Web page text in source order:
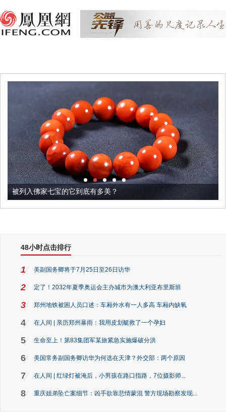
被列入佛家七宝的它到底有多美？
48小时点击排行
1 美副国务卿将于7月25日至26日访华
2 定了！2032年夏季奥运会主办城市为澳大利亚布里斯班
3 郑州地铁被困人员口述：车厢外水有一人多高 车厢内缺氧
4 在人间 | 亲历郑州暴雨：我用皮划艇救了一个孕妇
5 生命至上！第83集团军某旅紧急实施爆破分洪
6 美国常务副国务卿访华为何选在天津？外交部：两个原因
7 在人间 | 红绿灯被淹后，小男孩在路口指路，7位摄影师...
8 重庆姐弟坠亡案细节：凶手欲靠悲情蒙混 警方现场勘察发现...